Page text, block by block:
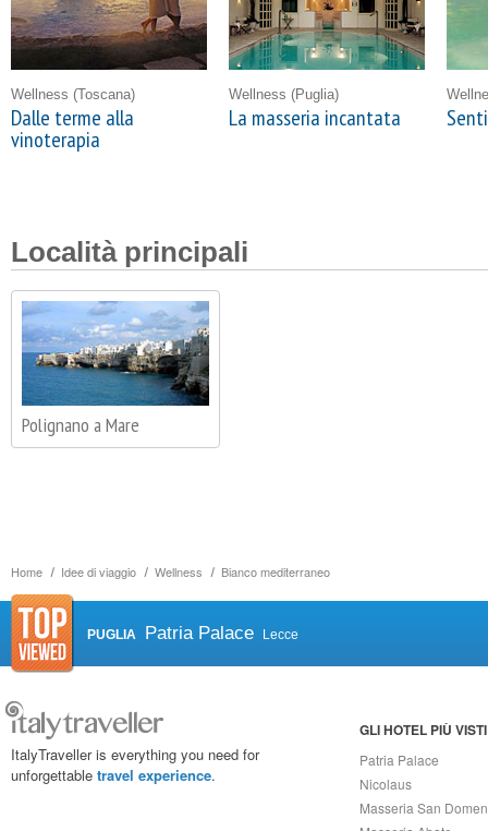
Home Idee di viaggio Wellness Bianco mediterraneo
Wellness (Toscana)
Dalle terme alla
vinoterapia
Wellness (Puglia)
La masseria incantata
Località principali
Polignano a Mare
PUGLIA Patria Palace Lecce
ItalyTraveller is everything you need for
unforgettable travel experience.
GLI HOTEL PIÙ VISTI
Patria Palace
Nicolaus
Masseria San